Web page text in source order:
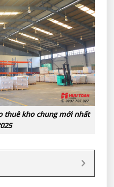
thuê kho chung mới nhất